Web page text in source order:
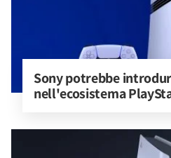
Sony potrebbe
nell'ecosistema